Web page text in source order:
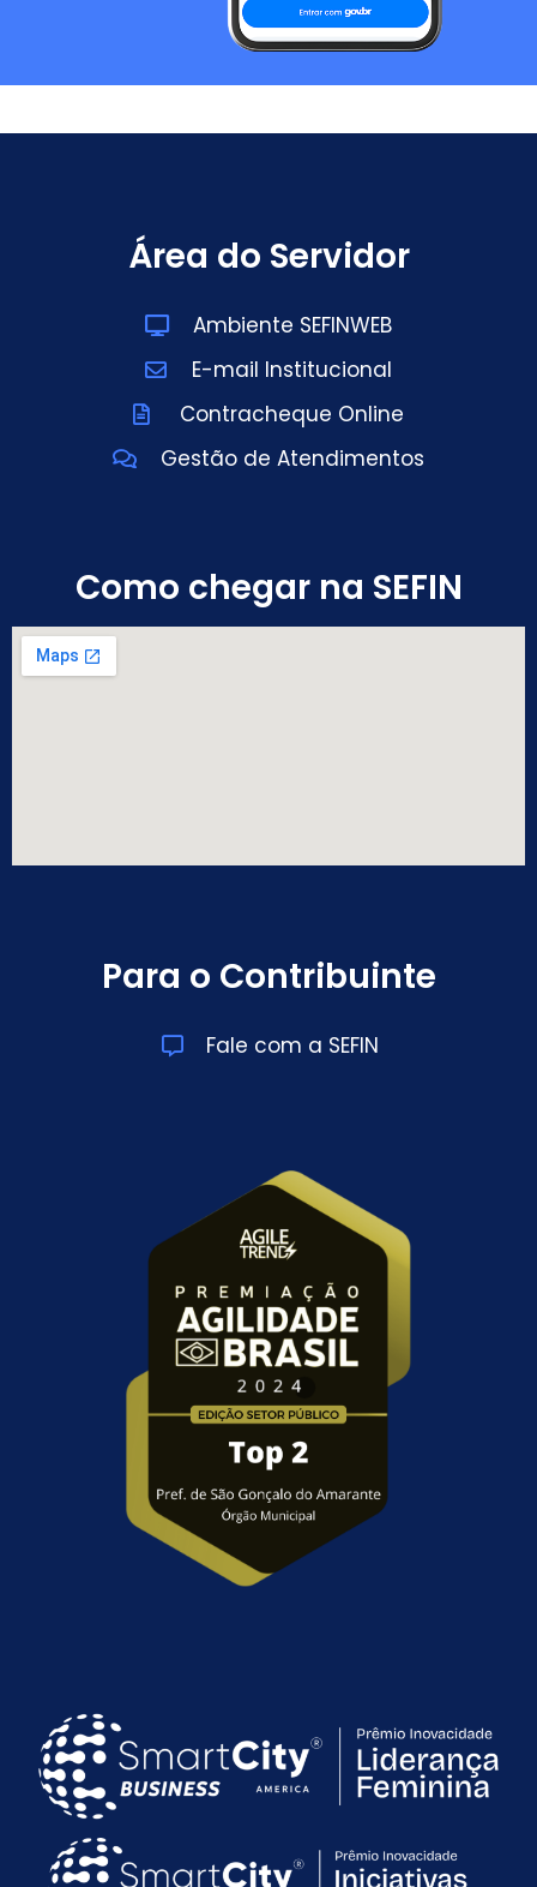
Área do Servidor
Ambiente SEFINWEB
E-mail Institucional
Contracheque Online
Gestão de Atendimentos
Como chegar na SEFIN
Para o Contribuinte
Fale com a SEFIN